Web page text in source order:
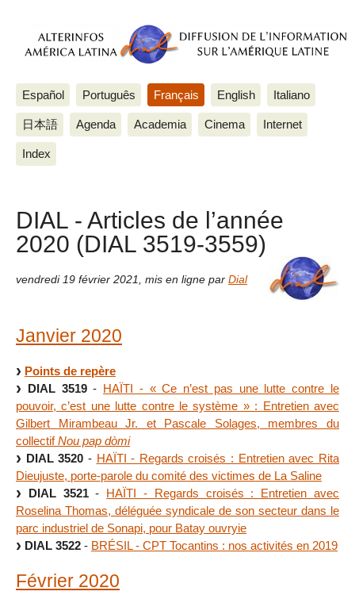
Español Português Français English Italiano
日本語 Agenda Academia Cinema Internet
Index
DIAL - Articles de l’année
2020 (DIAL 3519-3559)
vendredi 19 février 2021 mis en ligne par Dial
Janvier 2020
Points de repère
DIAL 3519- HAÏTI - « Ce n’est pas une lutte contre le
pouvoir, c’est une lutte contre le système » : Entretien avec
Gilbert Mirambeau Jr. et Pascale Solages, membres du
collectifNou pap dòmi
DIAL 3520 - HAÏTI - Regards croisés : Entretien avec Rita
Dieujuste, porte-parole du comité des victimes de La Saline
DIAL 3521- HAÏTI - Regards croisés : Entretien avec
Roselina Thomas, déléguée syndicale de son secteur dans le
parc industriel de Sonapi, pour Batay ouvryie
DIAL 3522 - BRÉSIL - CPT Tocantins : nos activités en 2019
Février 2020